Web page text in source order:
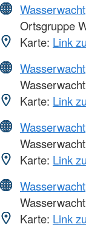
Wasserwacht
Ortsgruppe
Karte: Link
Wasserwacht
Karte: Link
Wasserwacht
Karte: Link
Wasserwacht
Karte: Link